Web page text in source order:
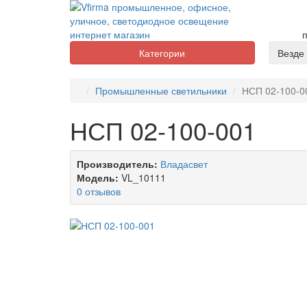
Везде
Категории
Промышленные светильники НСП 02-100-
НСП 02-100-001
Производитель: Владасвет
Модель: VL_10111
0 отзывов